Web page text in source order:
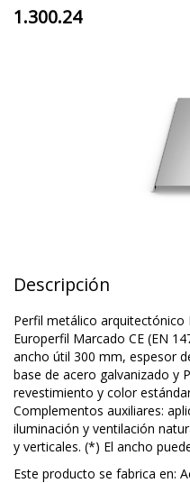
1.300.24
Descripción
Perfil metálico arquitectónico
Europerfil Marcado CE (EN
ancho útil 300 mm, espesor
base de acero galvanizado y
revestimiento y color
Complementos auxiliares:
iluminación y ventilación
y verticales. (*) El ancho
Este producto se fabrica en: